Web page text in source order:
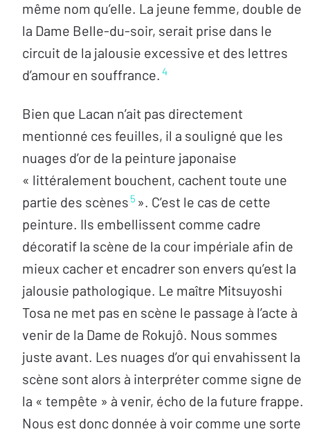
même nom qu’elle. La jeune femme, double de
la Dame Belle-du-soir, serait prise dans le
circuit de la jalousie excessive et des lettres
d’amour en souffrance. 4
Bien que Lacan n’ait pas directement
mentionné ces feuilles, il a souligné que les
nuages d’or de la peinture japonaise
« littéralement bouchent, cachent toute une
partie des scènes 5 ». C’est le cas de cette
peinture. Ils embellissent comme cadre
décoratif la scène de la cour impériale afin de
mieux cacher et encadrer son envers qu’est la
jalousie pathologique. Le maître Mitsuyoshi
Tosa ne met pas en scène le passage à l’acte à
venir de la Dame de Rokujô. Nous sommes
juste avant. Les nuages d’or qui envahissent la
scène sont alors à interpréter comme signe de
la « tempête » à venir, écho de la future frappe.
Nous est donc donnée à voir comme une sorte